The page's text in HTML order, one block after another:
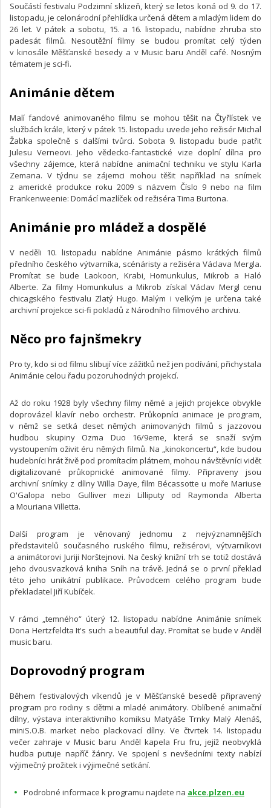
Součástí festivalu Podzimní sklizeň, který se letos koná od 9. do 17.
listopadu, je celonárodní přehlídka určená dětem a mladým lidem do
26 let. V pátek a sobotu, 15. a 16. listopadu, nabídne zhruba sto
padesát filmů. Nesoutěžní filmy se budou promítat celý týden
v kinosále Měšťanské besedy a v Music baru Anděl café. Nosným
tématem je sci-fi.
Animánie dětem
Malí fandové animovaného filmu se mohou těšit na Čtyřlístek ve
službách krále, který v pátek 15. listopadu uvede jeho režisér Michal
Žabka společně s dalšími tvůrci. Sobota 9. listopadu bude patřit
Julesu Verneovi. Jeho vědecko-fantastické vize doplní dílna pro
všechny zájemce, která nabídne animační techniku ve stylu Karla
Zemana. V týdnu se zájemci mohou těšit například na snímek
z americké produkce roku 2009 s názvem Číslo 9 nebo na film
Frankenweenie: Domácí mazlíček od režiséra Tima Burtona.
Animánie pro mládež a dospělé
V neděli 10. listopadu nabídne Animánie pásmo krátkých filmů
předního českého výtvarníka, scénáristy a režiséra Václava Mergla.
Promítat se bude Laokoon, Krabi, Homunkulus, Mikrob a Haló
Alberte. Za filmy Homunkulus a Mikrob získal Václav Mergl cenu
chicagského festivalu Zlatý Hugo. Malým i velkým je určena také
archivní projekce sci-fi pokladů z Národního filmového archivu.
Něco pro fajnšmekry
Pro ty, kdo si od filmu slibují více zážitků než jen podívání, přichystala
Animánie celou řadu pozoruhodných projekcí.
Až do roku 1928 byly všechny filmy němé a jejich projekce obvykle
doprovázel klavír nebo orchestr. Průkopníci animace je program,
v němž se setká deset němých animovaných filmů s jazzovou
hudbou skupiny Ozma Duo 16/9eme, která se snaží svým
vystoupením oživit éru němých filmů. Na „kinokoncertu“, kde budou
hudebníci hrát živě pod promítacím plátnem, mohou návštěvníci vidět
digitalizované průkopnické animované filmy. Připraveny jsou
archivní snímky z dílny Willa Daye, film Bécassotte u moře Mariuse
O'Galopa nebo Gulliver mezi Lilliputy od Raymonda Alberta
a Mouriana Villetta.
Další program je věnovaný jednomu z nejvýznamnějších
představitelů současného ruského filmu, režisérovi, výtvarníkovi
a animátorovi Juriji Norštejnovi. Na český knižní trh se totiž dostává
jeho dvousvazková kniha Sníh na trávě. Jedná se o první překlad
této jeho unikátní publikace. Průvodcem celého program bude
překladatel Jiří Kubíček.
V rámci „temného“ úterý 12. listopadu nabídne Animánie snímek
Dona Hertzfeldta It's such a beautiful day. Promítat se bude v Anděl
music baru.
Doprovodný program
Během festivalových víkendů je v Měšťanské besedě připravený
program pro rodiny s dětmi a mladé animátory. Oblíbené animační
dílny, výstava interaktivního komiksu Matyáše Trnky Malý Alenáš,
miniS.O.B. market nebo plackovací dílny. Ve čtvrtek 14. listopadu
večer zahraje v Music baru Anděl kapela Fru fru, jejíž neobvyklá
hudba putuje napříč žánry. Ve spojení s nevšedními texty nabízí
výjimečný prožitek i výjimečné setkání.
Podrobné informace k programu najdete na akce.plzen.eu